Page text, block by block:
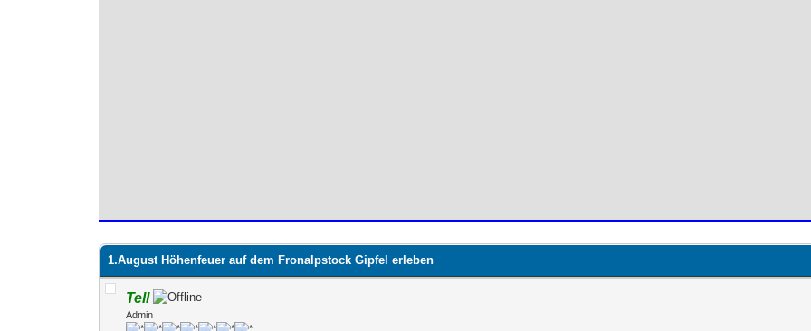
1.August Höhenfeuer auf dem Fronalpstock Gipfel erleben
Tell
Admin